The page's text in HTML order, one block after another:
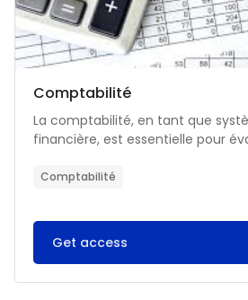
Catégorie de cours
Nom du cours
Comptabilité
Résumé du cours :
La comptabilité, en tant que
financière, est essentielle pour
Comptabilité
Get access